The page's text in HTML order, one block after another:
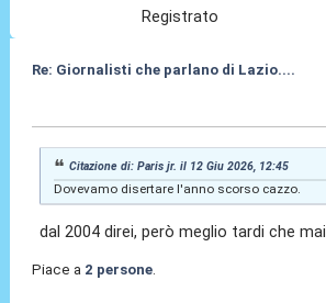
Registrato
Re: Giornalisti che parlano di Lazio....
Citazione di: Paris jr. il 12 Giu 2026, 12:45
Dovevamo disertare l'anno scorso cazzo.
dal 2004 direi, però meglio tardi che mai
Piace a 2 persone.